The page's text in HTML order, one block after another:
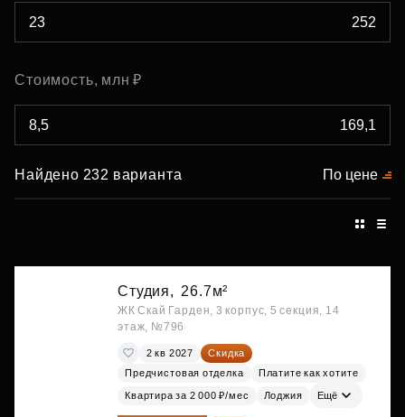
Стоимость, млн ₽
Найдено 232 варианта По цене
Студия, 26.7м²
ЖК Скай Гарден, 3 корпус, 5 секция, 14
этаж, №796
2 кв 2027
Скидка
Предчистовая отделка
Платите как хотите
Квартира за 2 000 ₽/мес Лоджия Ещё